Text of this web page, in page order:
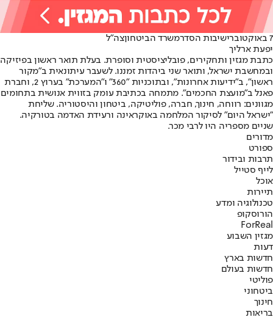
7 באוקטובר ישיבות הסדרמשרד הביטחוןצה"ל
יפעת ארליך
כתבת מגזין ותחקירים, פובליציסטית וסופרת. בעלת תואר ראשון בפיזיקה
ובמחשבת ישראל, ותואר שני ביהדות זמננו. לשעבר עיתונאית ב"מקור
ראשון", ב"ידיעות אחרונות", ובתוכניות "360" ו"המערכת" בערוץ 2, וחברת
פאנל ב"מועצת החכמים". מתמחה בכתיבת עומק בזווית אנושית בתחומים
מגוונים: רווחה, חינוך, חברה, פוליטיקה, ביטחון והיסטוריה. שליחת
"ישראל היום" לסיקור המלחמה באוקראינה ורעידת האדמה בטורקיה.
שניים מספריה היו לרבי מכר.
מדורים
ספורט
תרבות ובידור
לייף סטייל
אוכל
תיירות
טכנולוגיה ומדע
הורוסקופ
ForReal
מגזין השבוע
דעות
חדשות בארץ
חדשות בעולם
פוליטי
ביטחוני
חינוך
בריאות